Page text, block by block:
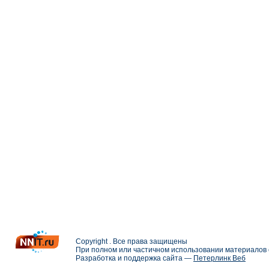
Copyright . Все права защищены
При полном или частичном использовании
Разработка и поддержка сайта — Петерлинк Веб